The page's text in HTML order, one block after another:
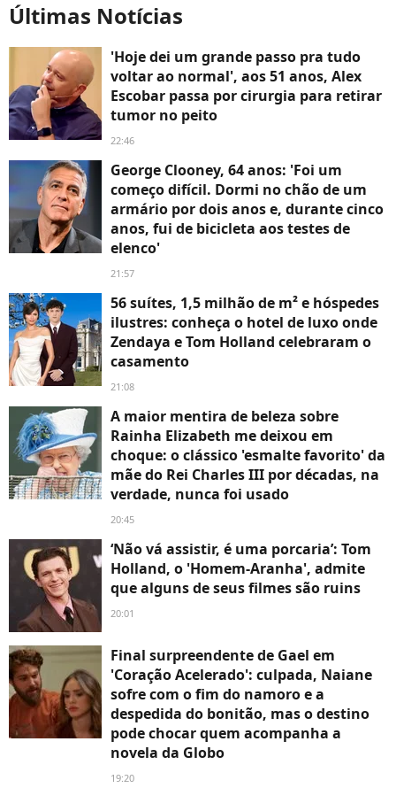
Últimas Notícias
'Hoje dei um grande passo pra tudo
voltar ao normal', aos 51 anos, Alex
Escobar passa por cirurgia para retirar
tumor no peito
22:46
George Clooney, 64 anos: 'Foi um
começo difícil. Dormi no chão de um
armário por dois anos e, durante cinco
anos, fui de bicicleta aos testes de
elenco'
21:57
56 suítes, 1,5 milhão de m² e hóspedes
ilustres: conheça o hotel de luxo onde
Zendaya e Tom Holland celebraram o
casamento
21:08
A maior mentira de beleza sobre
Rainha Elizabeth me deixou em
choque: o clássico 'esmalte favorito' da
mãe do Rei Charles III por décadas, na
verdade, nunca foi usado
20:45
‘Não vá assistir, é uma porcaria’: Tom
Holland, o 'Homem-Aranha', admite
que alguns de seus filmes são ruins
20:01
Final surpreendente de Gael em
'Coração Acelerado': culpada, Naiane
sofre com o fim do namoro e a
despedida do bonitão, mas o destino
pode chocar quem acompanha a
novela da Globo
19:20